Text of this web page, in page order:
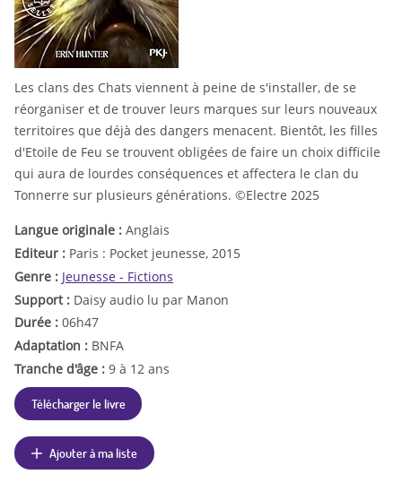
Les clans des Chats viennent à peine de s'installer, de se
réorganiser et de trouver leurs marques sur leurs nouveaux
territoires que déjà des dangers menacent. Bientôt, les filles
d'Etoile de Feu se trouvent obligées de faire un choix difficile
qui aura de lourdes conséquences et affectera le clan du
Tonnerre sur plusieurs générations. ©Electre 2025
Langue originale : Anglais
Editeur : Paris : Pocket jeunesse, 2015
Genre : Jeunesse - Fictions
Support : Daisy audio lu par Manon
Durée : 06h47
Adaptation : BNFA
Tranche d'âge : 9 à 12 ans
Télécharger le livre
Ajouter à ma liste